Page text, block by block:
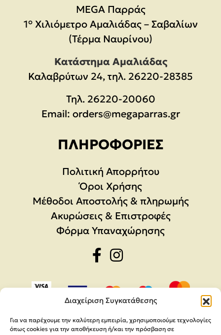
Διαχείριση Συγκατάθεσης
Για να παρέχουμε την καλύτερη εμπειρία, χρησιμοποιούμε τεχνολογίες
όπως cookies για την αποθήκευση ή/και την πρόσβαση σε
MEGA Παρράς
1° Χιλιόμετρο Αμαλιάδας – Σαβαλίων
(Τέρμα Ναυρίνου)
Κατάστημα Αμαλιάδας
Καλαβρύτων 24, τηλ. 26220-28385
Τηλ. 26220-20060
Email: orders@megaparras.gr
ΠΛΗΡΟΦΟΡΊΕΣ
Πολιτική Απορρήτου
Όροι Χρήσης
Μέθοδοι Αποστολής & πληρωμής
Ακυρώσεις & Επιστροφές
Φόρμα Υπαναχώρησης